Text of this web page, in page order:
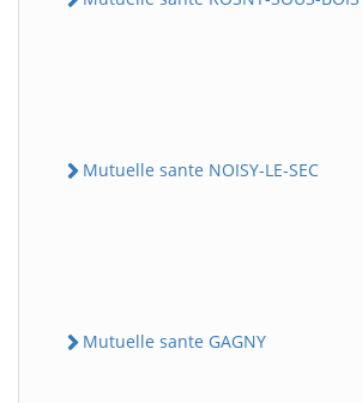
Mutuelle sante NOISY-LE-SEC
Mutuelle sante GAGNY